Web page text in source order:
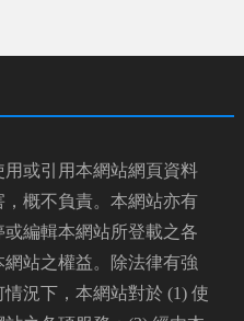
或引用本網站網頁資料
概不負責。本網站亦有
編輯本網站所登載之各
站之權益。除法律有強
況下，本網站對於 (1) 使